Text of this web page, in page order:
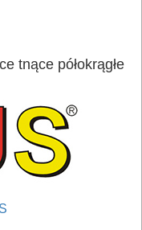
tnące półokrągłe